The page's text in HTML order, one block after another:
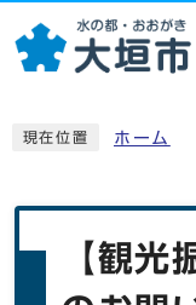
現在位置 ホーム
【観光